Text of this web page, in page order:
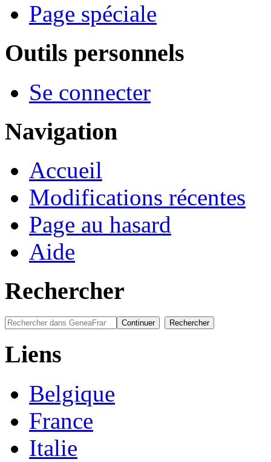
Page spéciale
Outils personnels
Se connecter
Navigation
Accueil
Modifications récentes
Page au hasard
Aide
Rechercher
Liens
Belgique
France
Italie